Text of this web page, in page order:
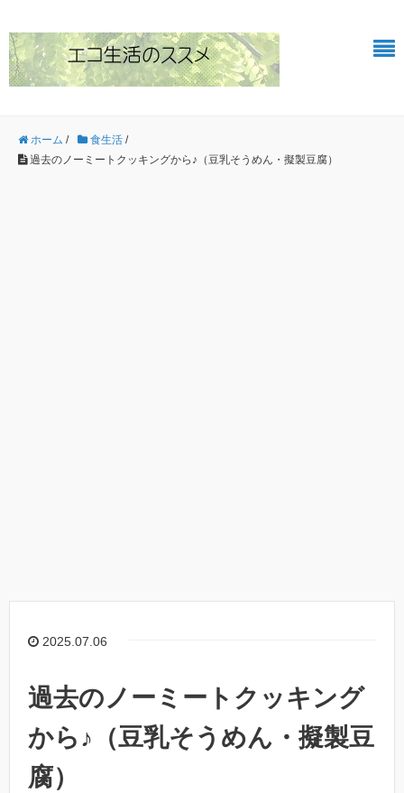
ホーム / 食生活 /
過去のノーミートクッキングから♪（豆乳そうめん・擬製豆腐）
2025.07.06
過去のノーミートクッキング
から♪（豆乳そうめん・擬製豆
腐）